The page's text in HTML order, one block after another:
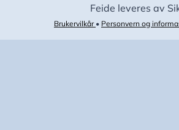
Feide leveres av
Brukervilkår • Personvern og